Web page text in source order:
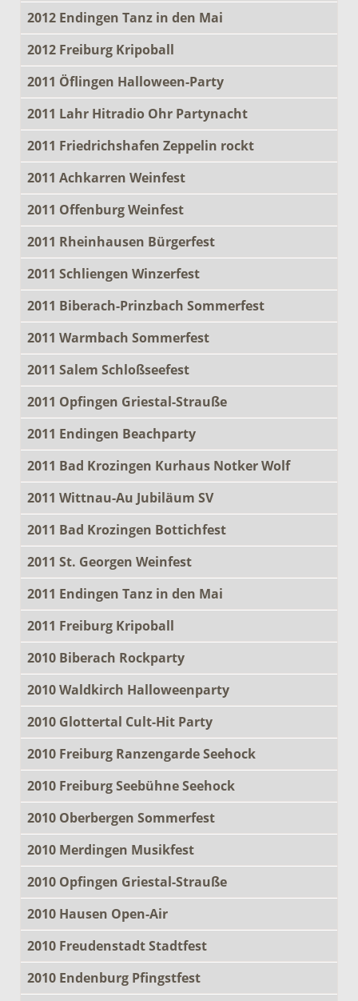
2012 Endingen Tanz in den Mai
2012 Freiburg Kripoball
2011 Öflingen Halloween-Party
2011 Lahr Hitradio Ohr Partynacht
2011 Friedrichshafen Zeppelin rockt
2011 Achkarren Weinfest
2011 Offenburg Weinfest
2011 Rheinhausen Bürgerfest
2011 Schliengen Winzerfest
2011 Biberach-Prinzbach Sommerfest
2011 Warmbach Sommerfest
2011 Salem Schloßseefest
2011 Opfingen Griestal-Strauße
2011 Endingen Beachparty
2011 Bad Krozingen Kurhaus Notker Wolf
2011 Wittnau-Au Jubiläum SV
2011 Bad Krozingen Bottichfest
2011 St. Georgen Weinfest
2011 Endingen Tanz in den Mai
2011 Freiburg Kripoball
2010 Biberach Rockparty
2010 Waldkirch Halloweenparty
2010 Glottertal Cult-Hit Party
2010 Freiburg Ranzengarde Seehock
2010 Freiburg Seebühne Seehock
2010 Oberbergen Sommerfest
2010 Merdingen Musikfest
2010 Opfingen Griestal-Strauße
2010 Hausen Open-Air
2010 Freudenstadt Stadtfest
2010 Endenburg Pfingstfest